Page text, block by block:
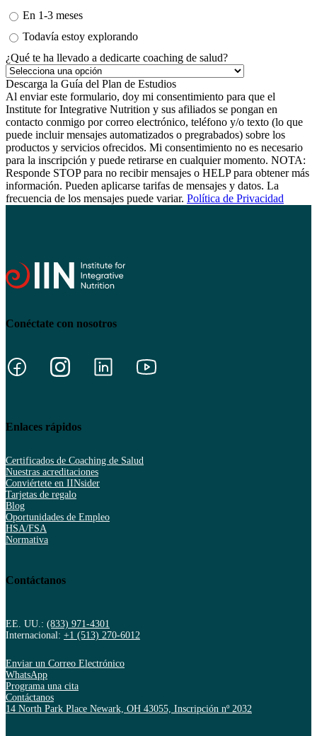
En 1-3 meses
Todavía estoy explorando
¿Qué te ha llevado a dedicarte coaching de salud?
Al enviar este formulario, doy mi consentimiento para que el
Institute for Integrative Nutrition y sus afiliados se pongan en
contacto conmigo por correo electrónico, teléfono y/o texto (lo que
puede incluir mensajes automatizados o pregrabados) sobre los
productos y servicios ofrecidos. Mi consentimiento no es necesario
para la inscripción y puede retirarse en cualquier momento. NOTA:
Responde STOP para no recibir mensajes o HELP para obtener más
información. Pueden aplicarse tarifas de mensajes y datos. La
frecuencia de los mensajes puede variar. Política de Privacidad
Conéctate con nosotros
Enlaces rápidos
Certificados de Coaching de Salud
Nuestras acreditaciones
Conviértete en IINsider
Tarjetas de regalo
Blog
Oportunidades de Empleo
HSA/FSA
Normativa
Contáctanos
EE. UU.: (833) 971-4301
Internacional: +1 (513) 270-6012
Enviar un Correo Electrónico
WhatsApp
Programa una cita
Contáctanos
14 North Park Place Newark, OH 43055, Inscripción nº 2032